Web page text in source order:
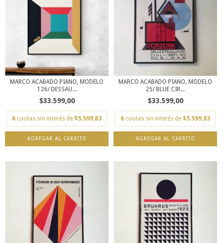
MARCO ACABADO PIANO, MODELO
126/ DESSAU...
$33.599,00
6 cuotas sin interés de $5.599,83
AGREGAR AL CARRITO
MARCO ACABADO PIANO, MODELO
25/ BLUE CIR...
$33.599,00
6 cuotas sin interés de $5.599,83
AGREGAR AL CARRITO